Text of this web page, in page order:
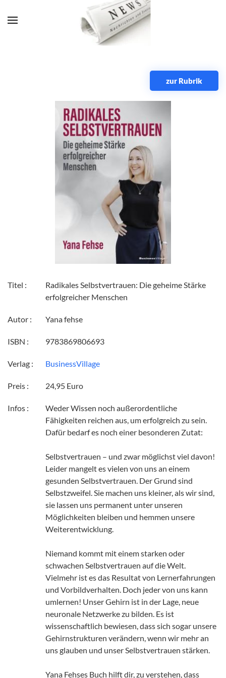
Zum Hauptinhalt springen
zur Rubrik
Titel :
Radikales Selbstvertrauen: Die geheime Stärke
erfolgreicher Menschen
Autor : Yana fehse
ISBN : 9783869806693
Verlag : BusinessVillage
Preis : 24,95 Euro
Infos :
Weder Wissen noch außerordentliche
Fähigkeiten reichen aus, um erfolgreich zu sein.
Dafür bedarf es noch einer besonderen Zutat:
Selbstvertrauen – und zwar möglichst viel davon!
Leider mangelt es vielen von uns an einem
gesunden Selbstvertrauen. Der Grund sind
Selbstzweifel. Sie machen uns kleiner, als wir sind,
sie lassen uns permanent unter unseren
Möglichkeiten bleiben und hemmen unsere
Weiterentwicklung.
Niemand kommt mit einem starken oder
schwachen Selbstvertrauen auf die Welt.
Vielmehr ist es das Resultat von Lernerfahrungen
und Vorbildverhalten. Doch jeder von uns kann
umlernen! Unser Gehirn ist in der Lage, neue
neuronale Netzwerke zu bilden. Es ist
wissenschaftlich bewiesen, dass sich sogar unsere
Gehirnstrukturen verändern, wenn wir mehr an
uns glauben und unser Selbstvertrauen stärken.
Yana Fehses Buch hilft dir, zu verstehen, dass